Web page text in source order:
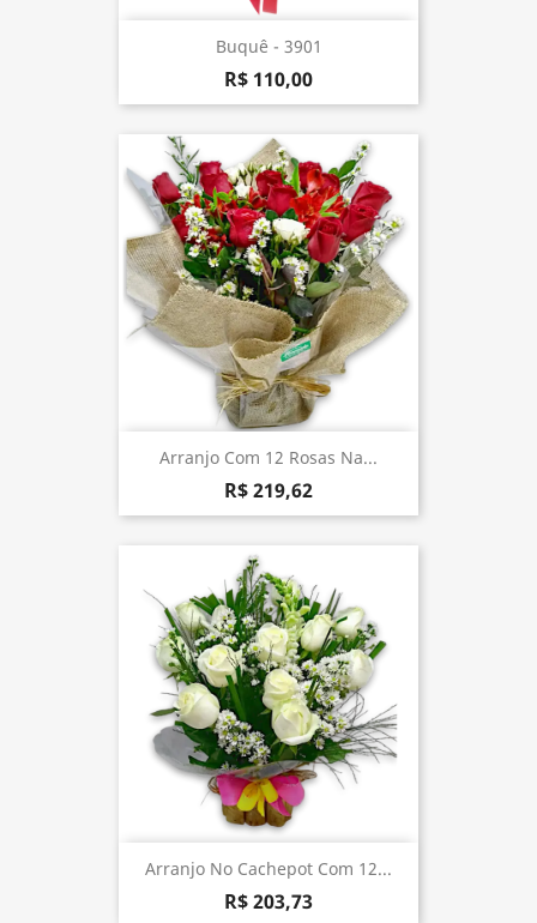
Buquê - 3901
R$ 110,00
Arranjo Com 12 Rosas Na...
R$ 219,62
Arranjo No Cachepot Com 12...
R$ 203,73